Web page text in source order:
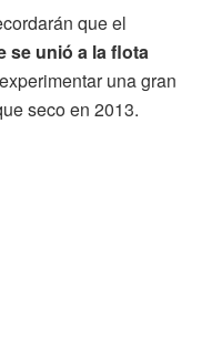
que el
se unió a la flota
una gran
seco en 2013.